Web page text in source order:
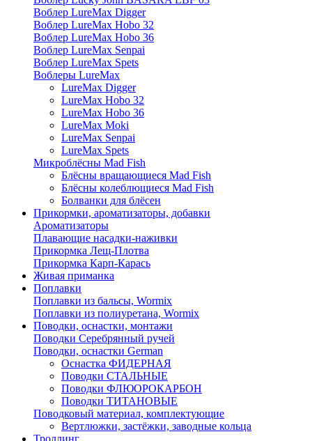
Воблер LureMax Digger
Воблер LureMax Hobo 32
Воблер LureMax Hobo 36
Воблер LureMax Senpai
Воблер LureMax Spets
Воблеры LureMax
LureMax Digger
LureMax Hobo 32
LureMax Hobo 36
LureMax Moki
LureMax Senpai
LureMax Spets
Микроблёсны Mad Fish
Блёсны вращающиеся Mad Fish
Блёсны колеблющиеся Mad Fish
Болванки для блёсен
Прикормки, ароматизаторы, добавки
Ароматизаторы
Плавающие насадки-наживки
Прикормка Лещ-Плотва
Прикормка Карп-Карась
Живая приманка
Поплавки
Поплавки из бальсы, Wormix
Поплавки из полиуретана, Wormix
Поводки, оснастки, монтажи
Поводки Серебрянный ручей
Поводки, оснастки German
Оснастка ФИДЕРНАЯ
Поводки СТАЛЬНЫЕ
Поводки ФЛЮОРОКАРБОН
Поводки ТИТАНОВЫЕ
Поводковый материал, комплектующие
Вертлюжки, застёжки, заводные кольца
Троллинг